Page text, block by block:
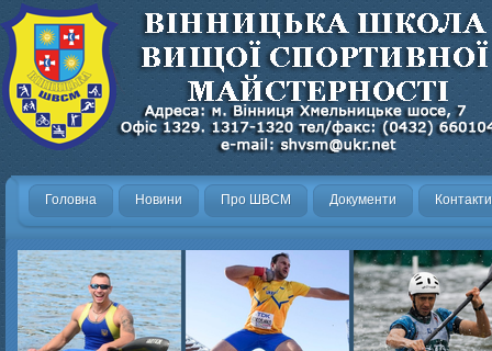
Головна Новини Про ШВСМ Документи Контакти